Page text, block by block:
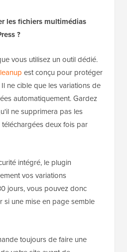
?
vous utilisez un outil dédié.
est conçu pour protéger
ne cible que les variations de
automatiquement. Gardez
ne supprimera pas les
intégré, le plugin
vos variations
jours, vous pouvez donc